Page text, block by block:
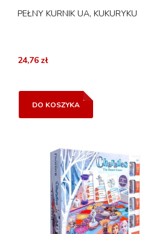
PEŁNY KURNIK UA, KUKURYKU
24,76 zł
DO KOSZYKA